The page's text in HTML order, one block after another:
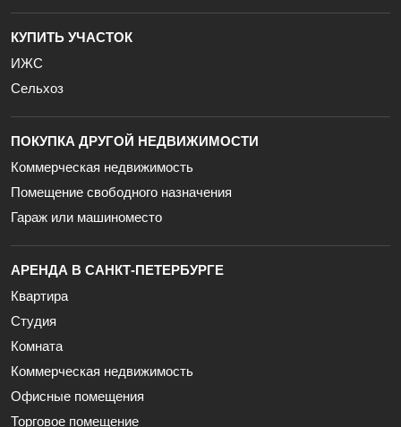
КУПИТЬ УЧАСТОК
ИЖС
Сельхоз
ПОКУПКА ДРУГОЙ НЕДВИЖИМОСТИ
Коммерческая недвижимость
Помещение свободного назначения
Гараж или машиноместо
АРЕНДА В САНКТ-ПЕТЕРБУРГЕ
Квартира
Студия
Комната
Коммерческая недвижимость
Офисные помещения
Торговое помещение